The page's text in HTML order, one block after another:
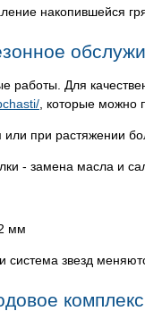
накопившейся
работы. Для
, которые можно
при растяжении
- замена масла и
мм
система звезд